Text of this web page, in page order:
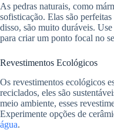
As pedras naturais, como
sofisticação. Elas são
disso, são muito duráveis.
para criar um ponto focal no
Revestimentos Ecológicos
Os revestimentos ecológicos
reciclados, eles são
meio ambiente, esses
Experimente opções de
água.